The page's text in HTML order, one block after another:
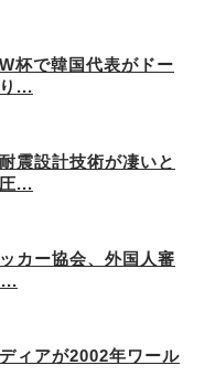
杯で韓国代表がドー
...
震設計技術が凄いと
...
カー協会、外国人審
ィアが2002年ワール